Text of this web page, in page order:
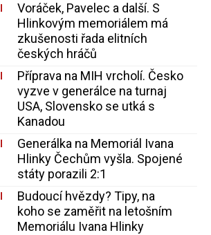
Voráček, Pavelec a další. S
Hlinkovým memoriálem má
zkušenosti řada elitních
českých hráčů
Příprava na MIH vrcholí. Česko
vyzve v generálce na turnaj
USA, Slovensko se utká s
Kanadou
Generálka na Memoriál Ivana
Hlinky Čechům vyšla. Spojené
státy porazili 2:1
Budoucí hvězdy? Tipy, na
koho se zaměřit na letošním
Memoriálu Ivana Hlinky